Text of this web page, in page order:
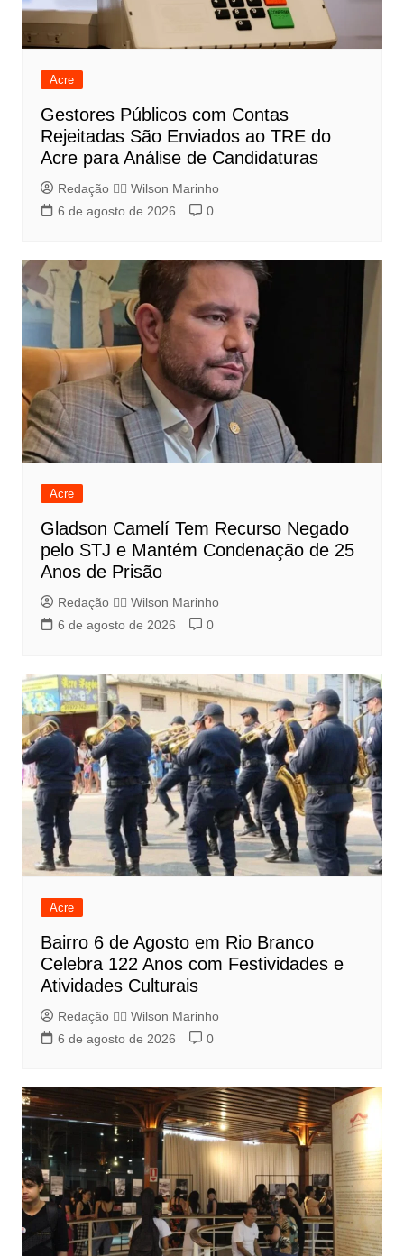
Acre
Gestores Públicos com Contas
Rejeitadas São Enviados ao TRE do
Acre para Análise de Candidaturas
Redação 👨‍⚖️​ Wilson Marinho
6 de agosto de 2026
0
Acre
Gladson Camelí Tem Recurso Negado
pelo STJ e Mantém Condenação de 25
Anos de Prisão
Redação 👨‍⚖️​ Wilson Marinho
6 de agosto de 2026
0
Acre
Bairro 6 de Agosto em Rio Branco
Celebra 122 Anos com Festividades e
Atividades Culturais
Redação 👨‍⚖️​ Wilson Marinho
6 de agosto de 2026
0